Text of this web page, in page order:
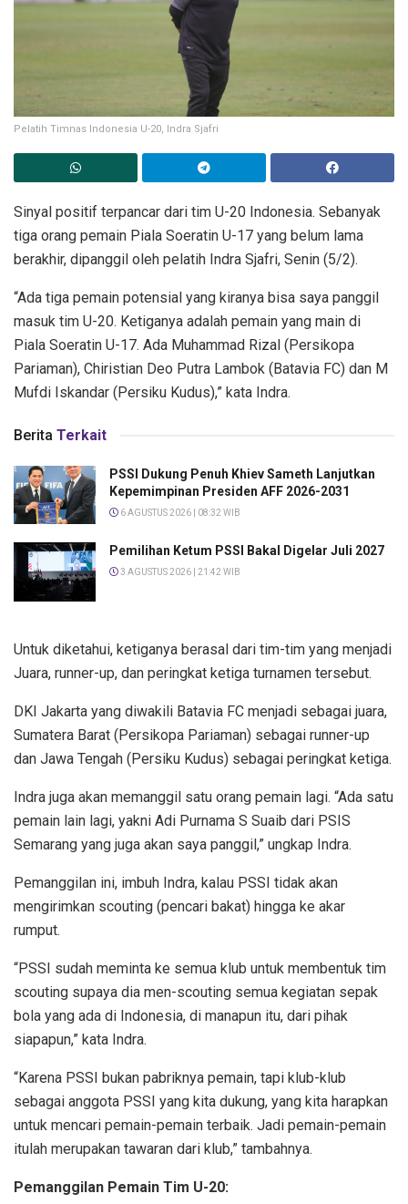
Pelatih Timnas Indonesia U-20, Indra Sjafri
Sinyal positif terpancar dari tim U-20 Indonesia. Sebanyak
tiga orang pemain Piala Soeratin U-17 yang belum lama
berakhir, dipanggil oleh pelatih Indra Sjafri, Senin (5/2).
“Ada tiga pemain potensial yang kiranya bisa saya panggil
masuk tim U-20. Ketiganya adalah pemain yang main di
Piala Soeratin U-17. Ada Muhammad Rizal (Persikopa
Pariaman), Chiristian Deo Putra Lambok (Batavia FC) dan M
Mufdi Iskandar (Persiku Kudus),” kata Indra.
Berita Terkait
PSSI Dukung Penuh Khiev Sameth Lanjutkan
Kepemimpinan Presiden AFF 2026-2031
6 AGUSTUS 2026 | 08:32 WIB
Pemilihan Ketum PSSI Bakal Digelar Juli 2027
3 AGUSTUS 2026 | 21:42 WIB
Untuk diketahui, ketiganya berasal dari tim-tim yang menjadi
Juara, runner-up, dan peringkat ketiga turnamen tersebut.
DKI Jakarta yang diwakili Batavia FC menjadi sebagai juara,
Sumatera Barat (Persikopa Pariaman) sebagai runner-up
dan Jawa Tengah (Persiku Kudus) sebagai peringkat ketiga.
Indra juga akan memanggil satu orang pemain lagi. “Ada satu
pemain lain lagi, yakni Adi Purnama S Suaib dari PSIS
Semarang yang juga akan saya panggil,” ungkap Indra.
Pemanggilan ini, imbuh Indra, kalau PSSI tidak akan
mengirimkan scouting (pencari bakat) hingga ke akar
rumput.
“PSSI sudah meminta ke semua klub untuk membentuk tim
scouting supaya dia men-scouting semua kegiatan sepak
bola yang ada di Indonesia, di manapun itu, dari pihak
siapapun,” kata Indra.
“Karena PSSI bukan pabriknya pemain, tapi klub-klub
sebagai anggota PSSI yang kita dukung, yang kita harapkan
untuk mencari pemain-pemain terbaik. Jadi pemain-pemain
itulah merupakan tawaran dari klub,” tambahnya.
Pemanggilan Pemain Tim U-20: